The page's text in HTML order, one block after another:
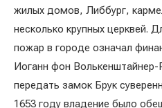
жилых домов, Либбург,
несколько крупных церквей.
пожар в городе означал
Иоганн фон
передать замок Брук
1653 году владение было